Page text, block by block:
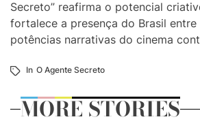
Secreto” reafirma o potencial
fortalece a presença do Brasil entre
potências narrativas do cinema
In O Agente Secreto
MORE STORIES